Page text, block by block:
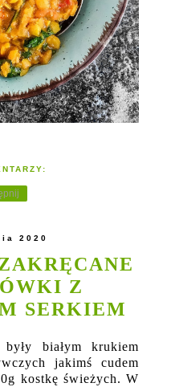
2020
Z
SERKIEM
białym krukiem
jakimś cudem
kostkę świeżych. W